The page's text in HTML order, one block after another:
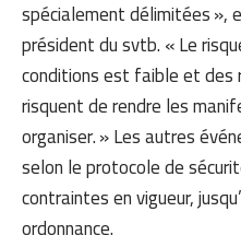
spécialement délimitées »,
président du svtb. « Le
conditions est faible et
risquent de rendre les
organiser. » Les autres
selon le protocole de
contraintes en vigueur,
ordonnance.